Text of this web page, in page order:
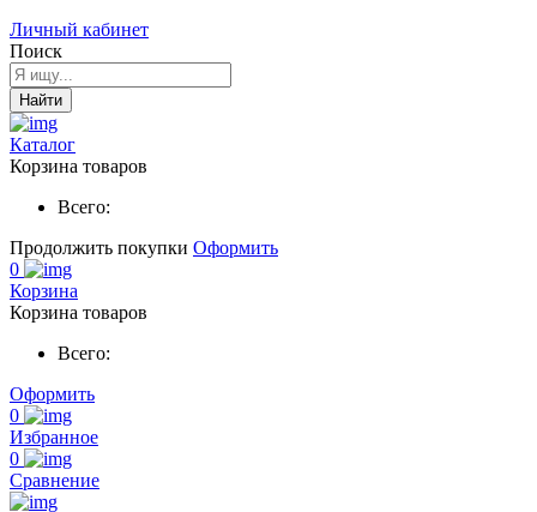
Личный кабинет
Поиск
Найти
Каталог
Корзина товаров
Всего:
Продолжить покупки Оформить
0
Корзина
Корзина товаров
Всего:
Оформить
0
Избранное
0
Сравнение